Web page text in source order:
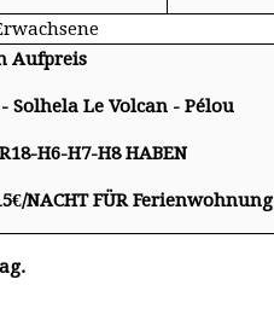
Aufpreis
Solhela Le Volcan - Pélou
H6-H7-H8 HABEN
NACHT FÜRFerienwohnung